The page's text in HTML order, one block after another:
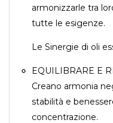
armonizzarle tra
tutte le esigenze.
Le Sinergie di oli
EQUILIBRARE E
Creano armonia
stabilità e
concentrazione.